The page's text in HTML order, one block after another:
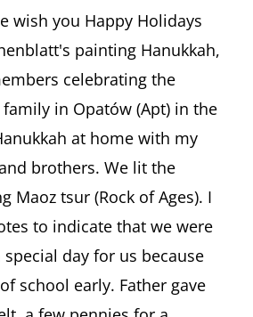
ASCHER
SOCIETY
wishing
holidays
wish you Happy Holidays
painting Hanukkah,
celebrating the
in Opatów (Apt) in the
at home with my
brothers. We lit the
Maoz tsur (Rock of Ages). I
to indicate that we were
day for us because
school early. Father gave